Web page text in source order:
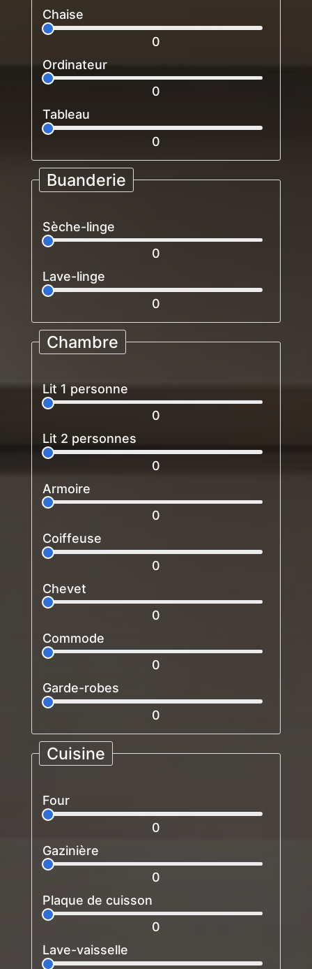
Chaise
0
Ordinateur
0
Tableau
0
Buanderie
Sèche-linge
0
Lave-linge
0
Chambre
Lit 1 personne
0
Lit 2 personnes
0
Armoire
0
Coiffeuse
0
Chevet
0
Commode
0
Garde-robes
0
Cuisine
Four
0
Gazinière
0
Plaque de cuisson
0
Lave-vaisselle